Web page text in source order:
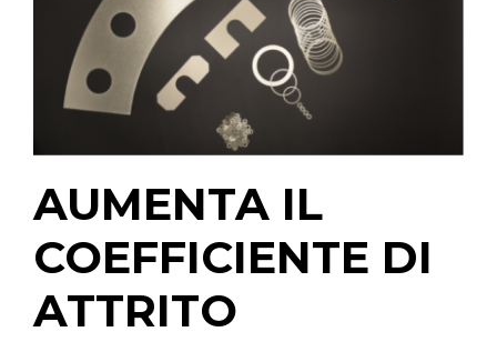
AUMENTA IL
COEFFICIENTE DI
ATTRITO